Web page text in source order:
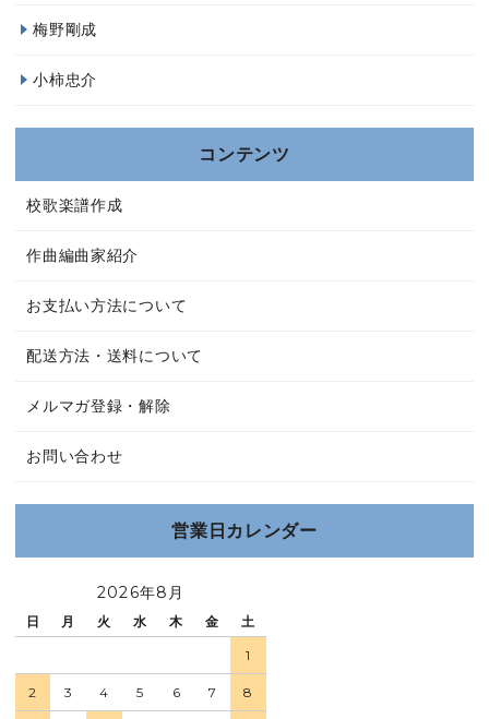
梅野剛成
小柿忠介
コンテンツ
校歌楽譜作成
作曲編曲家紹介
お支払い方法について
配送方法・送料について
メルマガ登録・解除
お問い合わせ
営業日カレンダー
2026年8月
日 月 火 水 木 金 土
1
2 3 4 5 6 7 8